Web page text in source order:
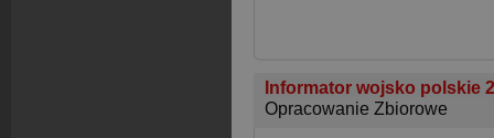
Informator wojsko polskie
Opracowanie Zbiorowe